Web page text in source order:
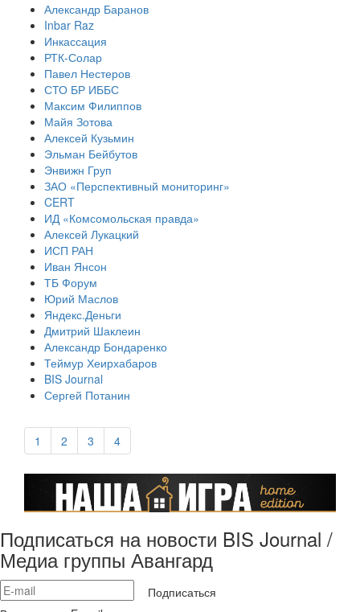
Александр Баранов
Inbar Raz
Инкассация
РТК-Солар
Павел Нестеров
СТО БР ИББС
Максим Филиппов
Майя Зотова
Алексей Кузьмин
Эльман Бейбутов
Энвижн Груп
ЗАО «Перспективный мониторинг»
CERT
ИД «Комсомольская правда»
Алексей Лукацкий
ИСП РАН
Иван Янсон
ТБ Форум
Юрий Маслов
Яндекс.Деньги
Дмитрий Шаклеин
Александр Бондаренко
Теймур Хеирхабаров
BIS Journal
Сергей Потанин
1 2 3 4
Подписаться на новости BIS Journal /
Медиа группы Авангард
Подписаться